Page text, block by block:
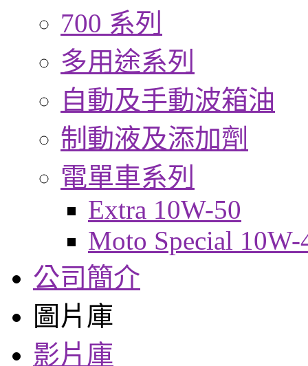
700 系列
多用途系列
自動及手動波箱油
制動液及添加劑
電單車系列
Extra 10W-50
Moto Special 10W-
公司簡介
圖片庫
影片庫